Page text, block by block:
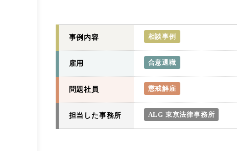
事例内容 相談事例
雇用 合意退職
問題社員 懲戒解雇
担当した事務所 ALG 東京法律事務所